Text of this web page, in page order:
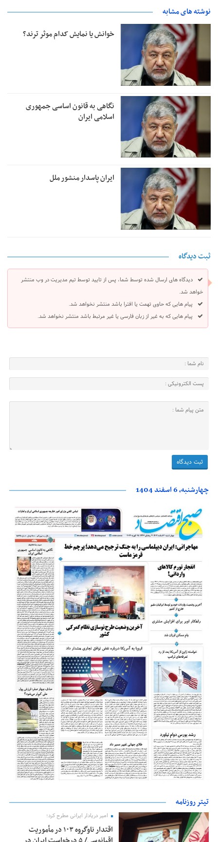
نوشته های مشابه
خوانش یا نمایش کدام موثر ترند؟
نگاهی به قانون اساسی جمهوری
اسلامی ایران
ایران پاسدار منشور ملل
ثبت دیدگاه
دیدگاه های ارسال شده توسط شما، پس از تایید توسط تیم مدیریت در وب منتشر
خواهد شد.
پیام هایی که حاوی تهمت یا افترا باشد منتشر نخواهد شد.
پیام هایی که به غیر از زبان فارسی یا غیر مرتبط باشد منتشر نخواهد شد.
چهارشنبه، 6 اسفند 1404
تیتر روزنامه
امیر دریادار ایرانی مطرح کرد؛
اقتدار ناوگروه ۱۰۳ در مأموریت‌